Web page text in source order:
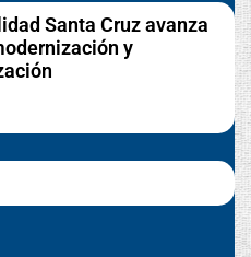
Santa Cruz avanza
y